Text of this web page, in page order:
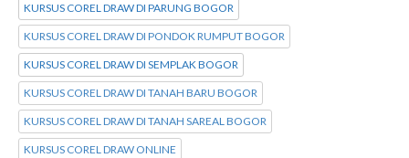
KURSUS COREL DRAW DI PARUNG BOGOR
KURSUS COREL DRAW DI PONDOK RUMPUT BOGOR
KURSUS COREL DRAW DI SEMPLAK BOGOR
KURSUS COREL DRAW DI TANAH BARU BOGOR
KURSUS COREL DRAW DI TANAH SAREAL BOGOR
KURSUS COREL DRAW ONLINE